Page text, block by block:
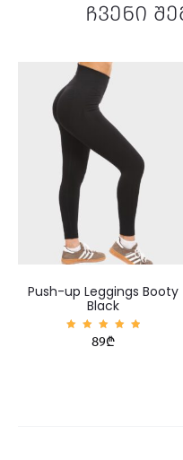
ჩვენი
Push-up Leggings Booty
Black
შეფასე
ბა
89₾